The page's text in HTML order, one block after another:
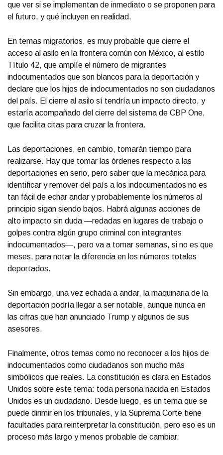
que ver si se implementan de inmediato o se proponen para
el futuro, y qué incluyen en realidad.
En temas migratorios, es muy probable que cierre el
acceso al asilo en la frontera común con México, al estilo
Título 42, que amplíe el número de migrantes
indocumentados que son blancos para la deportación y
declare que los hijos de indocumentados no son ciudadanos
del país. El cierre al asilo sí tendría un impacto directo, y
estaría acompañado del cierre del sistema de CBP One,
que facilita citas para cruzar la frontera.
Las deportaciones, en cambio, tomarán tiempo para
realizarse. Hay que tomar las órdenes respecto a las
deportaciones en serio, pero saber que la mecánica para
identificar y remover del país a los indocumentados no es
tan fácil de echar andar y probablemente los números al
principio sigan siendo bajos. Habrá algunas acciones de
alto impacto sin duda —redadas en lugares de trabajo o
golpes contra algún grupo criminal con integrantes
indocumentados—, pero va a tomar semanas, si no es que
meses, para notar la diferencia en los números totales
deportados.
Sin embargo, una vez echada a andar, la maquinaria de la
deportación podría llegar a ser notable, aunque nunca en
las cifras que han anunciado Trump y algunos de sus
asesores.
Finalmente, otros temas como no reconocer a los hijos de
indocumentados como ciudadanos son mucho más
simbólicos que reales. La constitución es clara en Estados
Unidos sobre este tema: toda persona nacida en Estados
Unidos es un ciudadano. Desde luego, es un tema que se
puede dirimir en los tribunales, y la Suprema Corte tiene
facultades para reinterpretar la constitución, pero eso es un
proceso más largo y menos probable de cambiar.